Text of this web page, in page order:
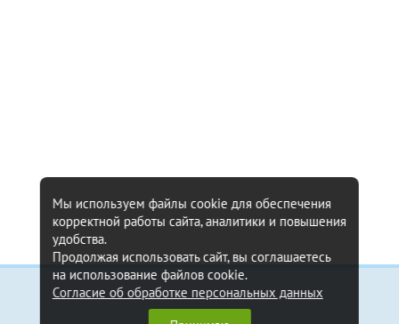
Информация
Мы используем файлы cookie для обеспечения
корректной работы сайта, аналитики и повышения
удобства.
Продолжая использовать сайт, вы соглашаетесь
на использование файлов cookie.
Согласие об обработке персональных данных